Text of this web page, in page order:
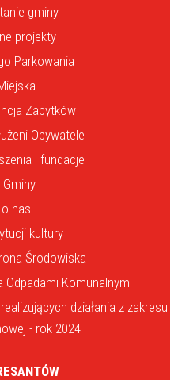
gminy
projekty
Parkowania
Zabytków
Obywatele
i fundacje
nas!
kultury
Środowiska
Komunalnymi
działania z zakresu
- rok 2024